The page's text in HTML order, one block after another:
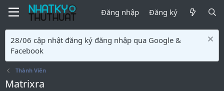
Đăng nhập Đăng ký
28/06 cập nhật đăng ký đăng nhập qua Google &
Facebook
Thành Viên
Matrixra